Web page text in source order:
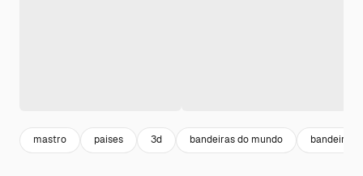
mastro paises 3d bandeiras do mundo bandeira